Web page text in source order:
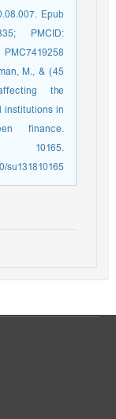
Epub
PMCID:
PMC7419258
M., &
the
institutions in
finance.
10165.
su131810165